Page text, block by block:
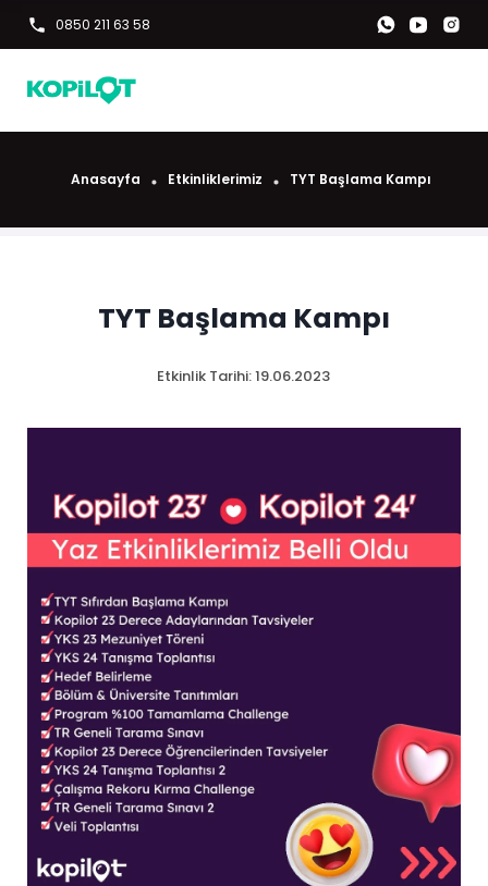
0850 211 63 58
Anasayfa Etkinliklerimiz TYT Başlama Kampı
TYT Başlama Kampı
Etkinlik Tarihi:19.06.2023